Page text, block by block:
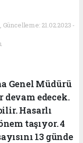
21.02.2023 -
Genel Müdürü
devam edecek.
Hasarlı
taşıyor. 4
13 günde